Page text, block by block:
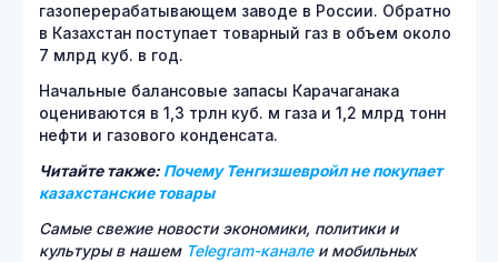
газоперерабатывающем заводе в России. Обратно
в Казахстан поступает товарный газ в объем около
7 млрд куб. в год.
Начальные балансовые запасы Карачаганака
оцениваются в 1,3 трлн куб. м газа и 1,2 млрд тонн
нефти и газового конденсата.
Читайте также: Почему Тенгизшевройл не покупает
казахстанские товары
Самые свежие новости экономики, политики и
культуры в нашем Telegram-каналеи мобильных